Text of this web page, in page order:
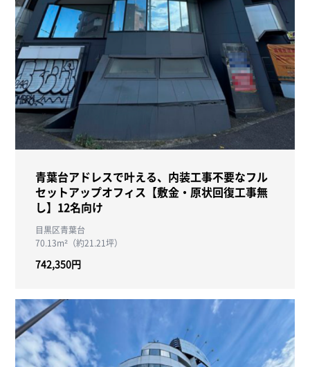
青葉台アドレスで叶える、内装工事不要なフル
セットアップオフィス【敷金・原状回復工事無
し】12名向け
目黒区青葉台
70.13m²（約21.21坪）
742,350円